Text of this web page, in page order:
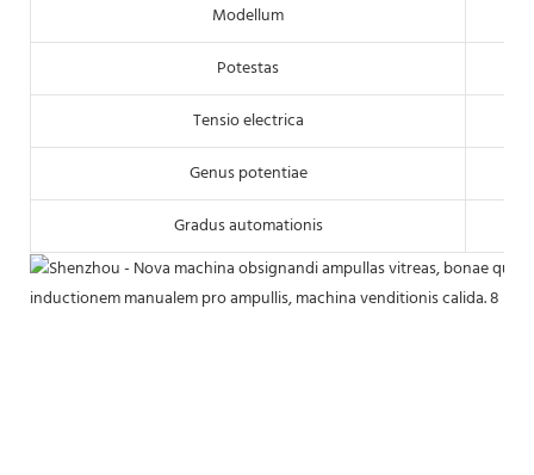
Modellum
Potestas
Tensio electrica
Genus potentiae
Gradus automationis